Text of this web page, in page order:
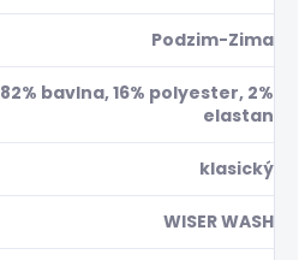
Podzim-Zima
82% bavlna, 16% polyester, 2%
elastan
klasický
WISER WASH